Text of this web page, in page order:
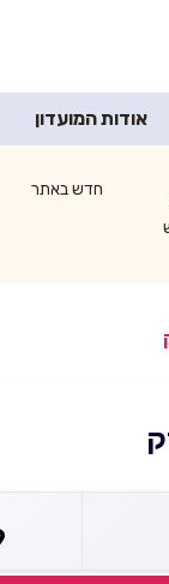
אודות המועדון
חדש באתר